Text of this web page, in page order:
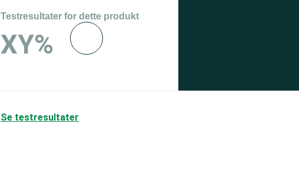
Testresultater for dette produkt
XY%
Se testresultater